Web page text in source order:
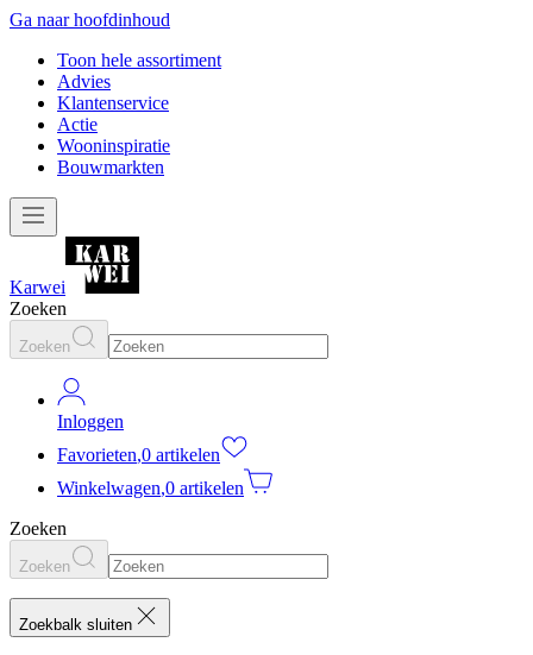
Ga naar hoofdinhoud
Toon hele assortiment
Advies
Klantenservice
Actie
Wooninspiratie
Bouwmarkten
Karwei
Zoeken
Zoeken
Inloggen
Favorieten,0 artikelen
Winkelwagen,0 artikelen
Zoeken
Zoeken
Zoekbalk sluiten